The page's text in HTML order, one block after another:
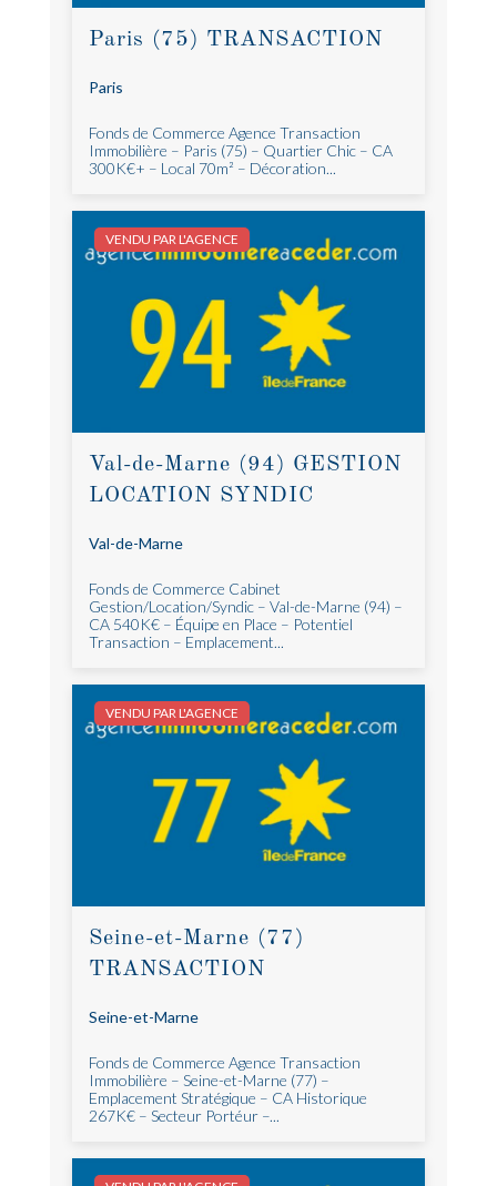
Paris (75) TRANSACTION
Paris
Fonds de Commerce Agence Transaction
Immobilière – Paris (75) – Quartier Chic – CA
300K€+ – Local 70m² – Décoration...
VENDU PAR L'AGENCE
Val-de-Marne (94) GESTION
LOCATION SYNDIC
Val-de-Marne
Fonds de Commerce Cabinet
Gestion/Location/Syndic – Val-de-Marne (94) –
CA 540K€ – Équipe en Place – Potentiel
Transaction – Emplacement...
VENDU PAR L'AGENCE
Seine-et-Marne (77)
TRANSACTION
Seine-et-Marne
Fonds de Commerce Agence Transaction
Immobilière – Seine-et-Marne (77) –
Emplacement Stratégique – CA Historique
267K€ – Secteur Portéur –...